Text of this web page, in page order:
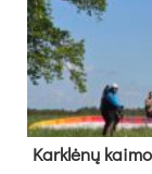
Kark­lė­nų